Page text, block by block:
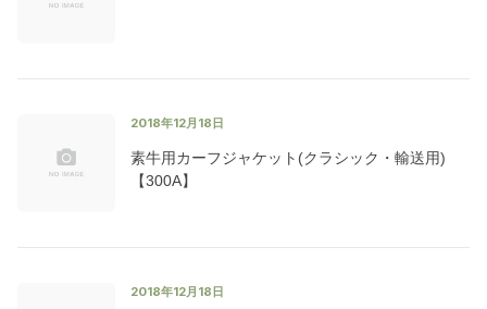
2018年12月18日
素牛用カーフジャケット(クラシック・輸送用)
【300A】
2018年12月18日